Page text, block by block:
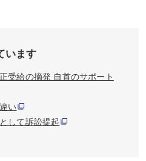
います
受給の摘発 自首のサポート
い
して訴訟提起